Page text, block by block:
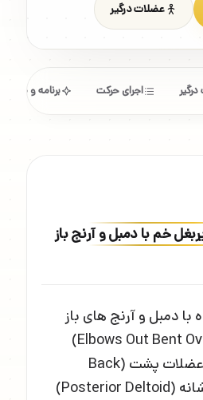
عضلات درگیر
اجرای حرکت برنامه و
خم با دمبل و آرنج باز
دمبل و آرنج های باز
(Elbows Out Bent Over Dumbbell Row)
تمرینی برای تقویت عضلات پشت (Back
Muscles) و پشت شانه (Posterior Deltoid)